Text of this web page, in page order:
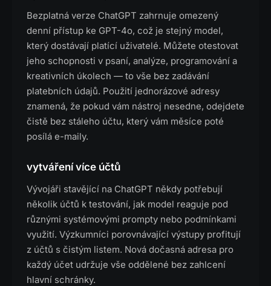
Bezplatná verze ChatGPT zahrnuje omezený
denní přístup ke GPT-4o, což je stejný model,
který dostávají platící uživatelé. Můžete otestovat
jeho schopnosti v psaní, analýze, programování a
kreativních úkolech — to vše bez zadávání
platebních údajů. Použití jednorázové adresy
znamená, že pokud vám nástroj nesedne, odejdete
čistě bez stáleho účtu, který vám měsíce poté
posílá e-maily.
vytváření více účtů
Vývojáři stavějící na ChatGPT někdy potřebují
několik účtů k testování, jak model reaguje pod
různými systémovými prompty nebo podmínkami
využití. Výzkumníci porovnávající výstupy profitují
z účtů s čistým listem. Nová dočasná adresa pro
každý účet udržuje vše oddělené bez zahlcení
hlavní schránky.